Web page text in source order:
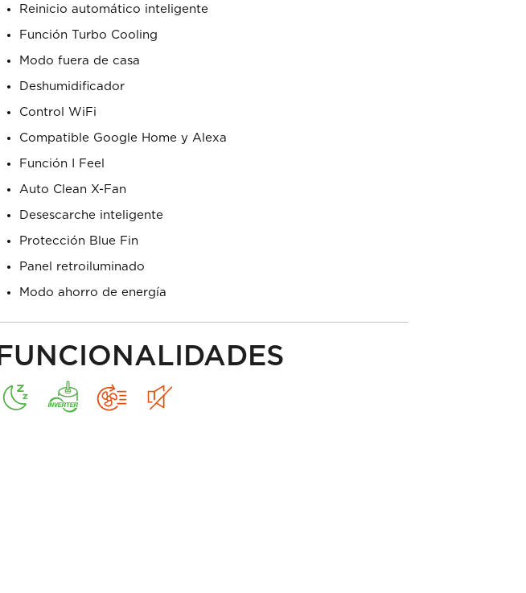
Reinicio automático inteligente
Función Turbo Cooling
Modo fuera de casa
Deshumidificador
Control WiFi
Compatible Google Home y Alexa
Función I Feel
Auto Clean X-Fan
Desescarche inteligente
Protección Blue Fin
Panel retroiluminado
Modo ahorro de energía
FUNCIONALIDADES